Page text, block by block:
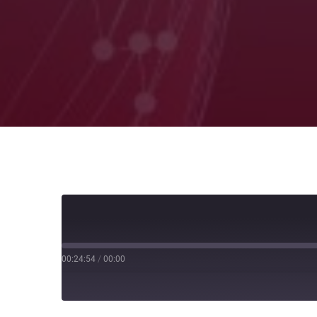
00:00
/
00:24:54